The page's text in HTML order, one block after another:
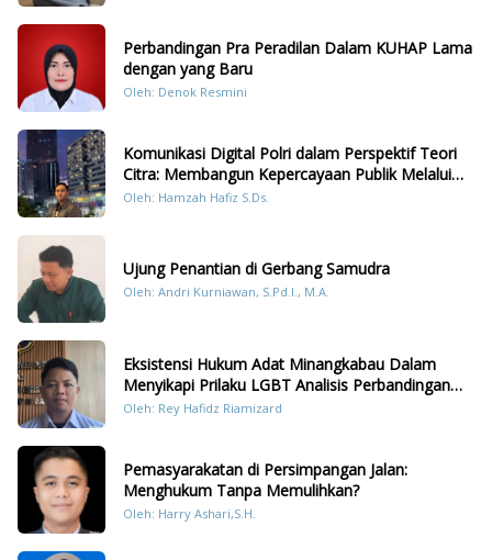
Perbandingan Pra Peradilan Dalam KUHAP Lama
dengan yang Baru
Oleh: Denok Resmini
Komunikasi Digital Polri dalam Perspektif Teori
Citra: Membangun Kepercayaan Publik Melalui
Konten Humanis Kesiapsiagaan Bencana di
Oleh: Hamzah Hafiz S.Ds.
Ujung Penantian di Gerbang Samudra
Oleh: Andri Kurniawan, S.Pd.I., M.A.
Eksistensi Hukum Adat Minangkabau Dalam
Menyikapi Prilaku LGBT Analisis Perbandingan
Dengan Hukum Pidana
Oleh: Rey Hafidz Riamizard
Pemasyarakatan di Persimpangan Jalan:
Menghukum Tanpa Memulihkan?
Oleh: Harry Ashari,S.H.